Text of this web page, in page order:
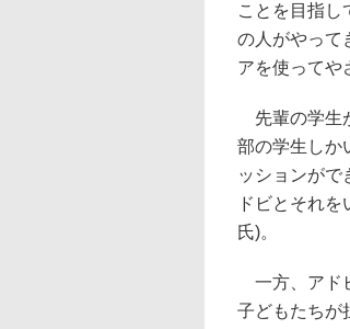
ことを目指し
の人がやって
アを使ってや
先輩の学生
部の学生しか
ッションがで
ドビとそれ
氏)。
一方、アド
子どもたちが